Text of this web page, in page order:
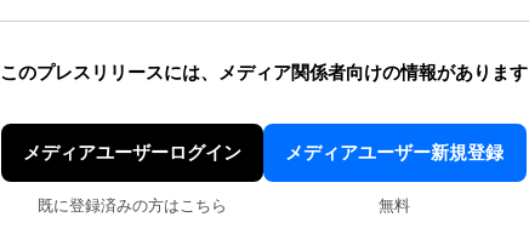
このプレスリリースには、 メディア関係者向けの情報があります
メディアユーザーログイン
既に登録済みの方はこちら
メディアユーザー新規登録
無料